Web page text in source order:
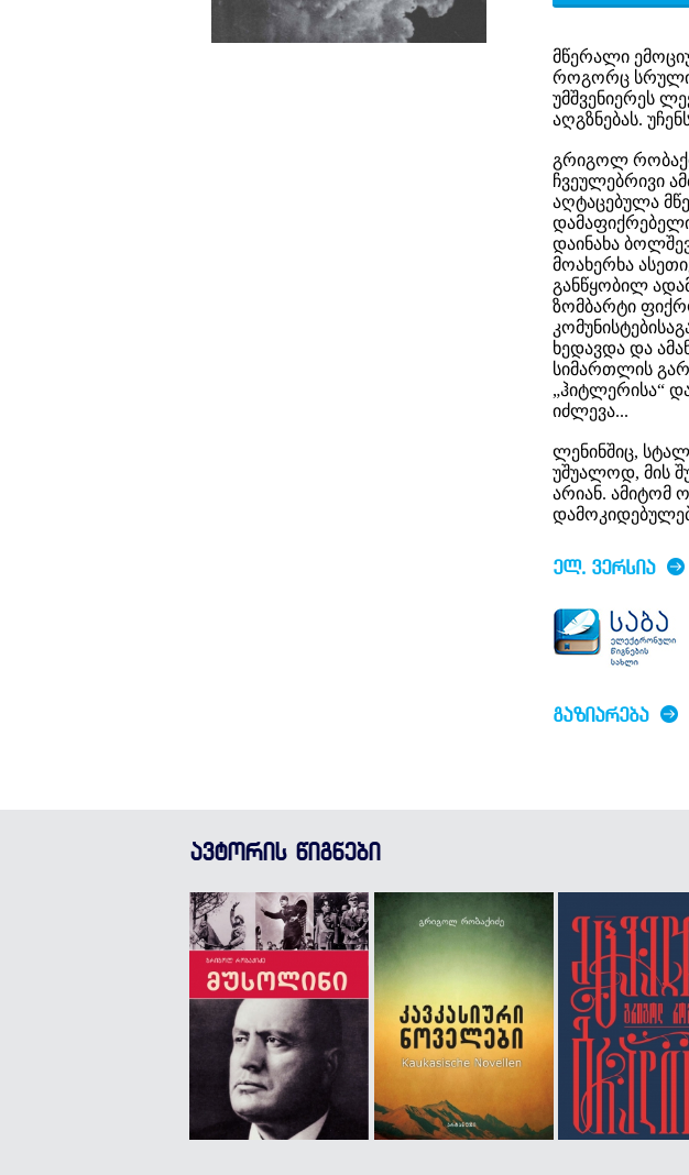
მწერალი
როგორც
უმშვენიერეს
აღგზნებას.
გრიგოლ
ჩვეულებრივი
აღტაცებულა
დაინახა
მოახერხა
განწყობილ
ზომბარტი
ხედავდა და
სიმართლის
„ჰიტლერისა“
იძლევა...
ლენინშიც,
უშუალოდ, მის
არიან. ამიტომ
ᲔᲚ. ᲕᲔᲠᲡᲘᲐ
ᲒᲐᲖᲘᲐᲠᲔᲑᲐ
ავტორის წიგნები